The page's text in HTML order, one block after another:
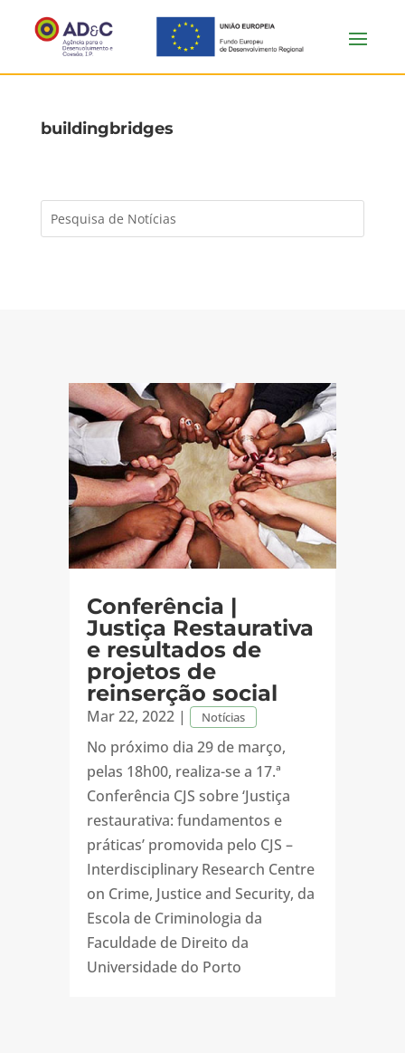
buildingbridges
Conferência |
Justiça Restaurativa
e resultados de
projetos de
reinserção social
Mar 22, 2022| Notícias
No próximo dia 29 de março,
pelas 18h00, realiza-se a 17.ª
Conferência CJS sobre ‘Justiça
restaurativa: fundamentos e
práticas’ promovida pelo CJS –
Interdisciplinary Research Centre
on Crime, Justice and Security, da
Escola de Criminologia da
Faculdade de Direito da
Universidade do Porto